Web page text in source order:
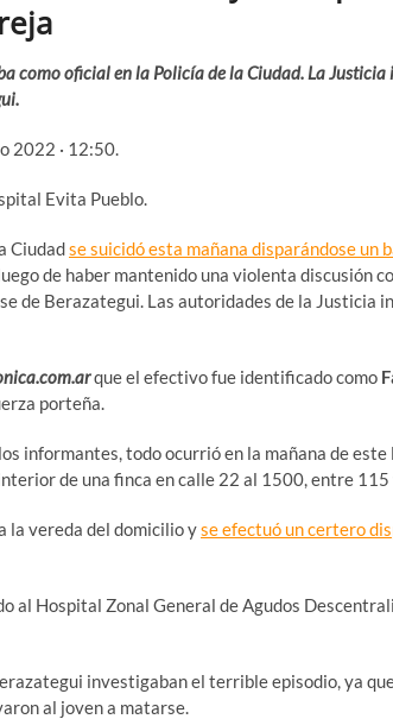
como oficial en la Policía de la Ciudad. La
2022 · 12:50.
Evita Pueblo.
Ciudadse suicidó esta mañana disparándose un
de haber mantenido una violenta discusión
de Berazategui. Las autoridades de la Justicia
que el efectivo fue identificado como
porteña.
informantes, todo ocurrió en la mañana de
de una finca en calle 22 al 1500, entre
la vereda del domicilio yse efectuó un certero
al Hospital Zonal General de Agudos
investigaban el terrible episodio, ya
al joven a matarse.